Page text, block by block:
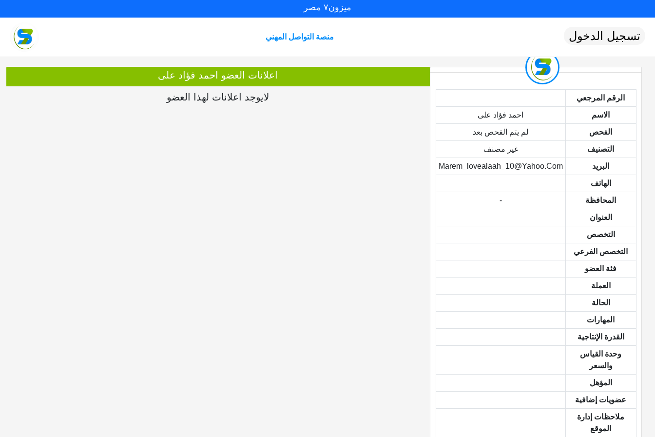
ميزون٧ مصر
منصة التواصل المهني تسجيل الدخول
الرقم المرجعي
الاسم احمد فؤاد على
الفحص لم يتم الفحص بعد
التصنيف غير مصنف
البريد Marem_lovealaah_10@yahoo.com
الهاتف
المحافظة -
العنوان
التخصص
التخصص الفرعي
فئة العضو
العملة
الحالة
المهارات
القدرة الإنتاجية
وحدة القياس
والسعر
المؤهل
عضويات إضافية
ملاحظات إدارة
الموقع
اعلانات العضو احمد فؤاد على
لايوجد اعلانات لهذا العضو